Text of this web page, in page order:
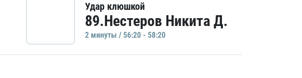
Удар клюшкой
89.Нестеров Никита Д.
2 минуты / 56:20 - 58:20